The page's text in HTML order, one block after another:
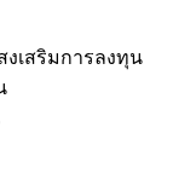
เสริมการลงทุน